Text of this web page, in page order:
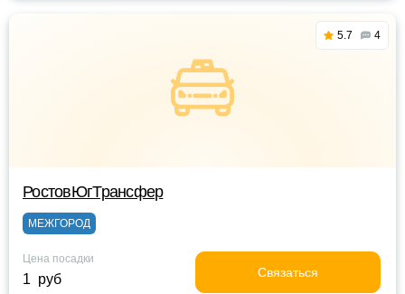
5.7 4
РостовЮгТрансфер
МЕЖГОРОД
Цена посадки
1 руб Связаться